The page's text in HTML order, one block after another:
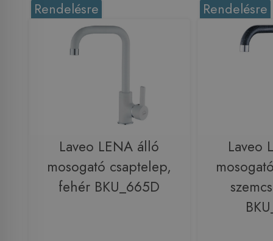
Rendelésre
Laveo LENA álló
mosogató csaptelep,
fehér BKU_665D
Rendelésre
Laveo